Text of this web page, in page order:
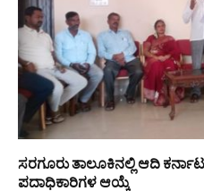
ಸರಗೂರು ತಾಲೂಕಿನಲ್ಲಿ ಆದಿ
ಪದಾಧಿಕಾರಿಗಳ ಆಯ್ಕೆ